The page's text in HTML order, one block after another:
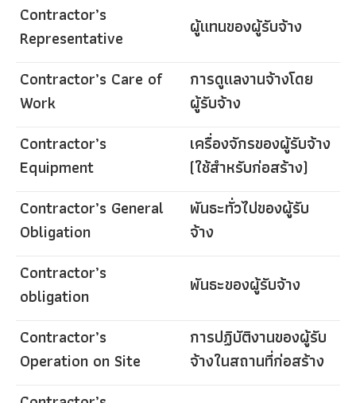
Contractor’s
Representative
ผู้แทนของผู้รับจ้าง
Contractor’s Care of
Work
การดูแลงานจ้างโดย
ผู้รับจ้าง
Contractor’s
Equipment
เครื่องจักรของผู้รับจ้าง
(ใช้สำหรับก่อสร้าง)
Contractor’s General
Obligation
พันธะทั่วไปของผู้รับ
จ้าง
Contractor’s
obligation
พันธะของผู้รับจ้าง
Contractor’s
Operation on Site
การปฏิบัติงานของผู้รับ
จ้างในสถานที่ก่อสร้าง